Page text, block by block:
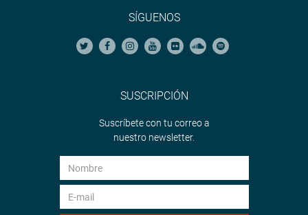
SÍGUENOS
SUSCRIPCIÓN
Suscríbete con tu correo a
nuestro newsletter.